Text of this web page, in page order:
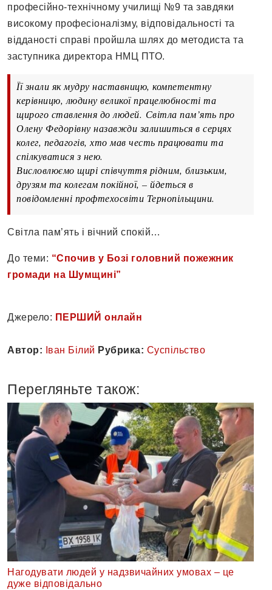
професійно-технічному училищі №9 та завдяки
високому професіоналізму, відповідальності та
відданості справі пройшла шлях до методиста та
заступника директора НМЦ ПТО.
Її знали як мудру наставницю, компетентну
керівницю, людину великої працелюбності та
щирого ставлення до людей. Світла пам’ять про
Олену Федорівну назавжди залишиться в серцях
колег, педагогів, хто мав честь працювати та
спілкуватися з нею.
Висловлюємо щирі співчуття рідним, близьким,
друзям та колегам покійної, – йдеться в
повідомленні профтехосвіти Тернопільщини.
Світла пам’ять і вічний спокій…
До теми: “Спочив у Бозі головний пожежник
громади на Шумщині”
Джерело: ПЕРШИЙ онлайн
Автор: Іван Білий Рубрика: Суспільство
Перегляньте також:
Нагодувати людей у надзвичайних умовах – це
дуже відповідально